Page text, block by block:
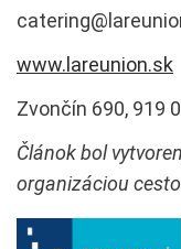
www.lareunion.sk
Zvončín 690, 919
Článok bol
organizáciou